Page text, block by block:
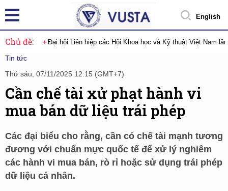
English
Chủ đề: Đại hội Liên hiệp các Hội Khoa học và Kỹ thuật Việt Nam
Tin tức
Thứ sáu, 07/11/2025 12:15 (GMT+7)
Cần chế tài xử phạt hành vi
mua bán dữ liệu trái phép
Các đại biểu cho rằng, cần có chế tài mạnh tương
đương với chuẩn mực quốc tế để xử lý nghiêm
các hành vi mua bán, rò rỉ hoặc sử dụng trái phép
dữ liệu cá nhân.